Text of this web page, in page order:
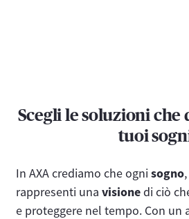
Scegli le soluzioni che
tuoi
In AXA crediamo che ogni sogno
rappresenti una visionedi ciò
e proteggere nel tempo. Con un